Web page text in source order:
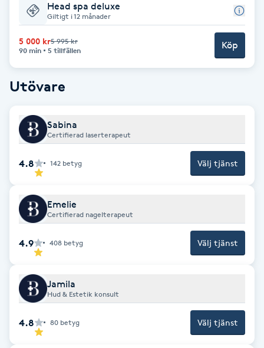
Gravidyoga
Gruppträning
H
Hatha Yoga
Healing
Herrklippning
Hollywood Peel
Hot Stone Massage
Head spa deluxe
Giltigt i 12 månader
5 000 kr5 995 kr
90 min
5 tillfällen Köp
Utövare
Sabina
Certifierad laserterapeut
4.8 142 betyg Välj tjänst
Emelie
Certifierad nagelterapeut
4.9 408 betyg Välj tjänst
Jamila
Hud & Estetik konsult
4.8 80 betyg Välj tjänst